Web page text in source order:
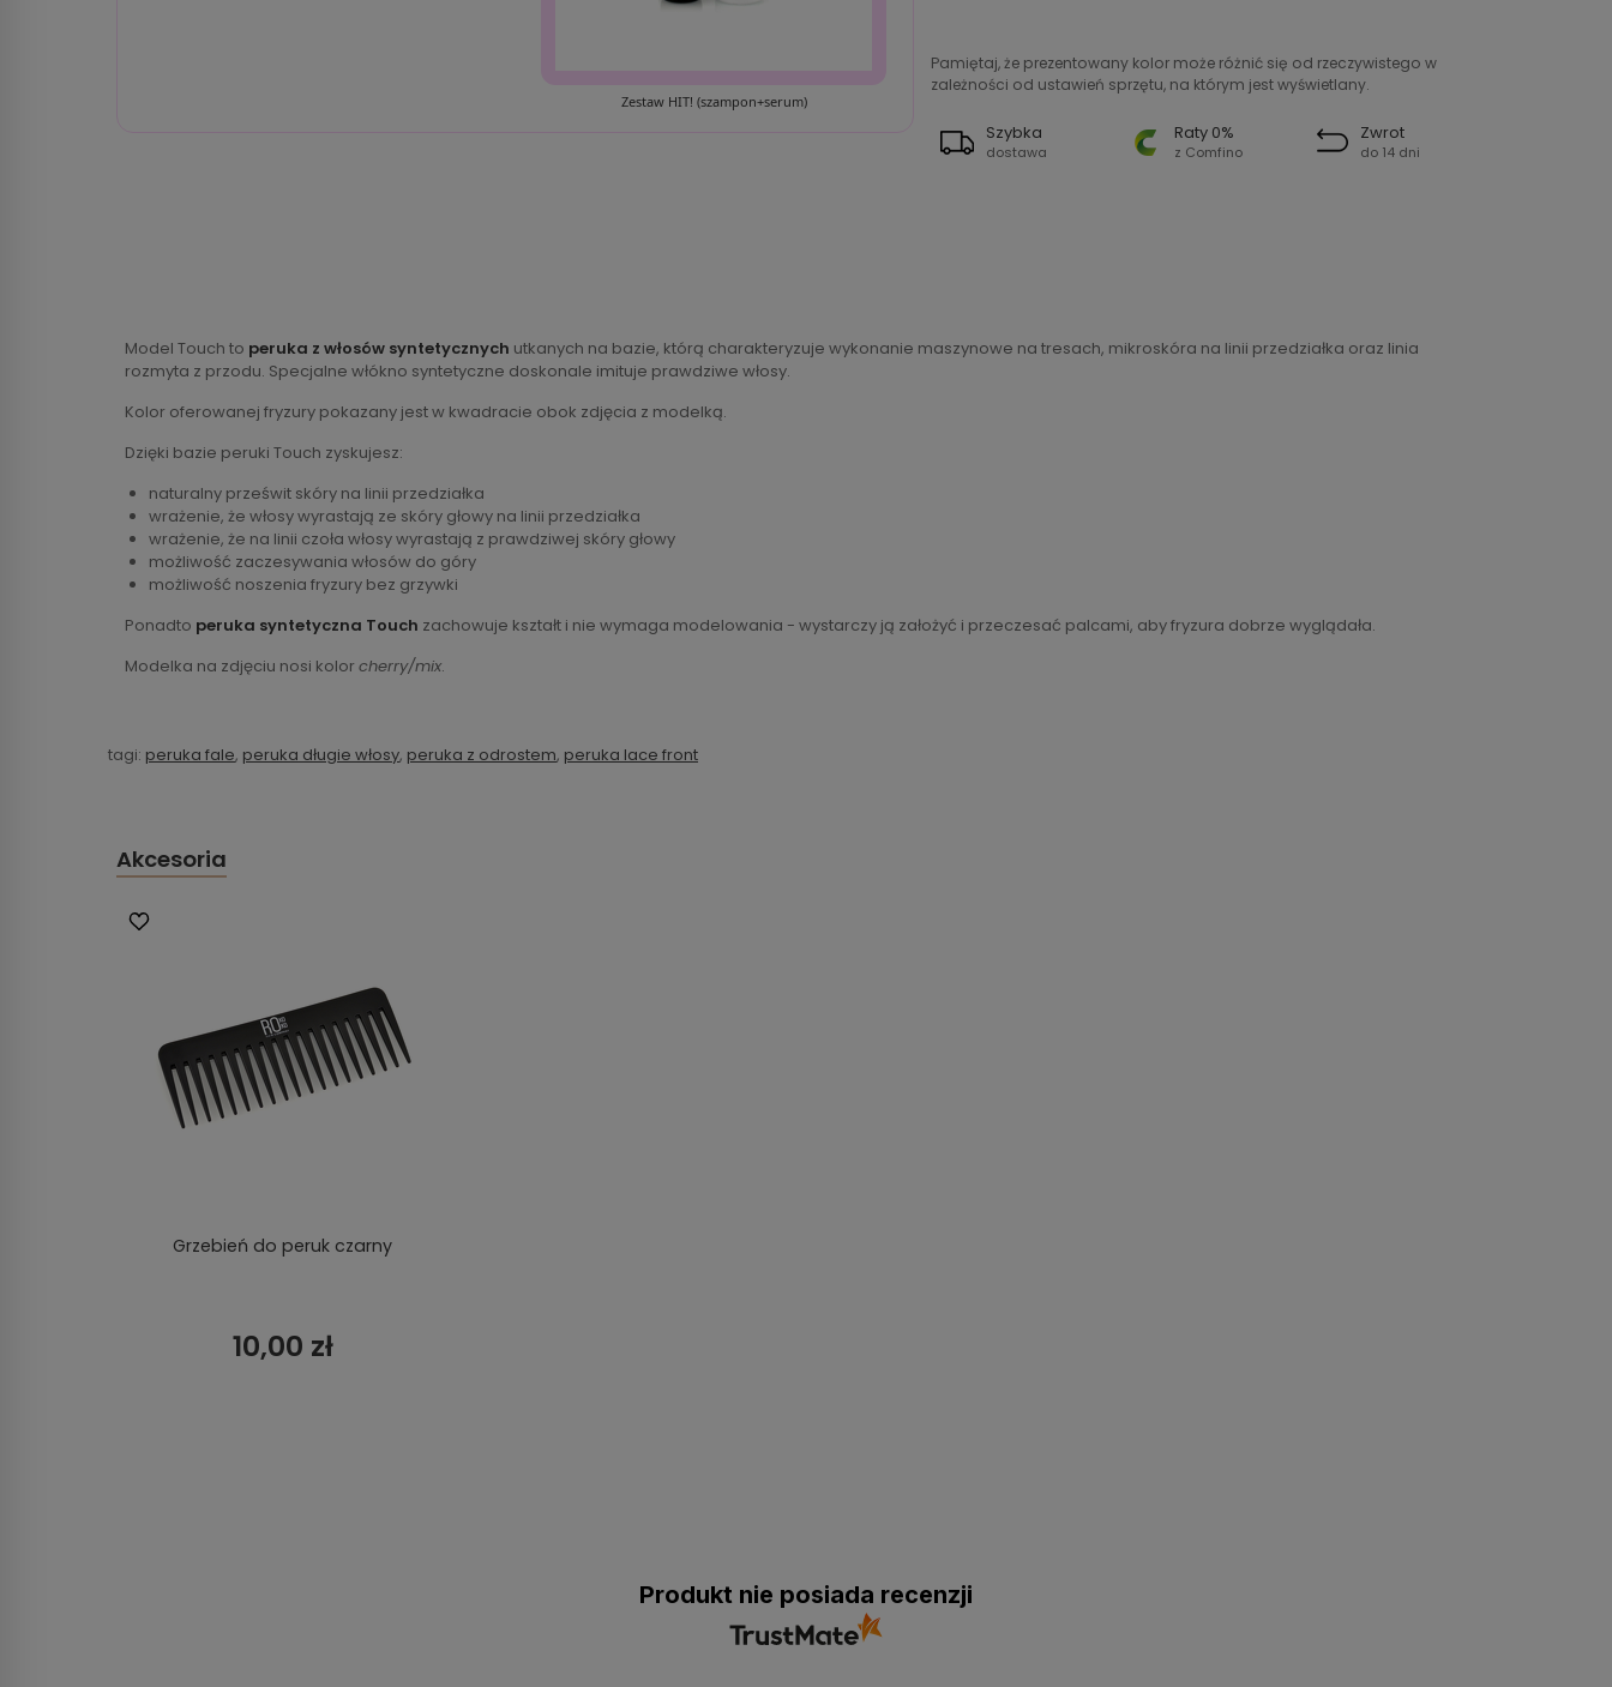
Zestaw HIT! (szampon+serum)
Pamiętaj, że prezentowany kolor może różnić się od rzeczywistego w
zależności od ustawień sprzętu, na którym jest wyświetlany.
Szybka
dostawa
Raty 0%
z Comfino
Zwrot
do 14 dni
Model Touch to peruka z włosów syntetycznych utkanych na bazie, którą charakteryzuje wykonanie maszynowe na tresach, mikroskóra na linii przedziałka oraz linia
rozmyta z przodu. Specjalne włókno syntetyczne doskonale imituje prawdziwe włosy.
Kolor oferowanej fryzury pokazany jest w kwadracie obok zdjęcia z modelką.
Dzięki bazie peruki Touch zyskujesz:
naturalny prześwit skóry na linii przedziałka
wrażenie, że włosy wyrastają ze skóry głowy na linii przedziałka
wrażenie, że na linii czoła włosy wyrastają z prawdziwej skóry głowy
możliwość zaczesywania włosów do góry
możliwość noszenia fryzury bez grzywki
Ponadto peruka syntetyczna Touch zachowuje kształt i nie wymaga modelowania - wystarczy ją założyć i przeczesać palcami, aby fryzura dobrze wyglądała.
Modelka na zdjęciu nosi kolor cherry/mix.
tagi: peruka fale, peruka długie włosy, peruka z odrostem, peruka lace front
Akcesoria
Grzebień do peruk czarny
10,00 zł
Produkt nie posiada recenzji